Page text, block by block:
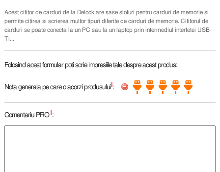
Acest cititor de carduri de la Delock are sase sloturi pentru carduri de memorie si
permite citirea si scrierea multor tipuri diferite de carduri de memorie. Cititorul de
carduri se poate conecta la un PC sau la un laptop prin intermediul interfetei USB
Ti...
Folosind acest formular poti scrie impresiile tale despre acest produs:
Nota generala pe care o acorzi produsului* :
Comentariu PRO :